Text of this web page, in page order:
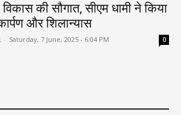
की सौगात, सीएम धामी ने किया
और शिलान्यास
- Saturday, 7 June, 2025 - 6:04 PM 0